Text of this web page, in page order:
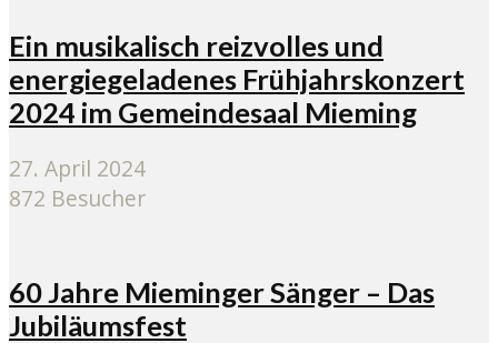
Ein musikalisch reizvolles und
energiegeladenes Frühjahrskonzert
2024 im Gemeindesaal Mieming
27. April 2024
872 Besucher
60 Jahre Mieminger Sänger – Das
Jubiläumsfest